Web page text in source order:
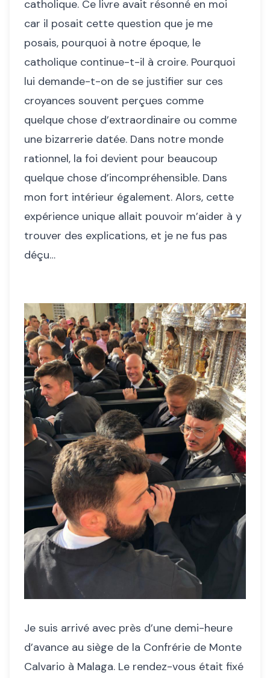
catholique. Ce livre avait résonné en moi
car il posait cette question que je me
posais, pourquoi à notre époque, le
catholique continue-t-il à croire. Pourquoi
lui demande-t-on de se justifier sur ces
croyances souvent perçues comme
quelque chose d’extraordinaire ou comme
une bizarrerie datée. Dans notre monde
rationnel, la foi devient pour beaucoup
quelque chose d’incompréhensible. Dans
mon fort intérieur également. Alors, cette
expérience unique allait pouvoir m’aider à y
trouver des explications, et je ne fus pas
déçu…
Je suis arrivé avec près d’une demi-heure
d’avance au siège de la Confrérie de Monte
Calvario à Malaga. Le rendez-vous était fixé